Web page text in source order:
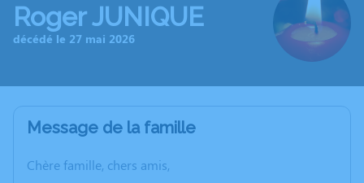
Roger JUNIQUE
décédé le 27 mai 2026
Message de la famille
Chère famille, chers amis,